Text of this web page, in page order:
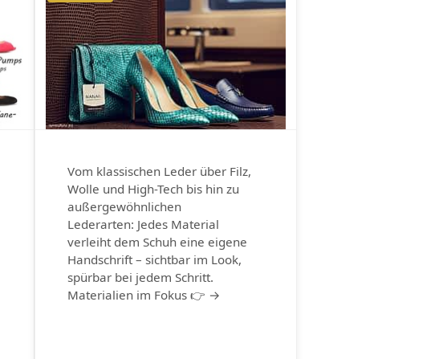
Vom klassischen Leder über Filz,
Wolle und High-Tech bis hin zu
außergewöhnlichen
Lederarten: Jedes Material
verleiht dem Schuh eine eigene
Handschrift – sichtbar im Look,
spürbar bei jedem Schritt.
Materialien im Fokus 👉 →